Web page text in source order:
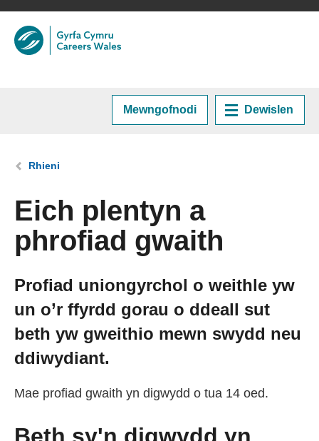
Mewngofnodi Dewislen
Cynllunio eich Gyrfa
Cyrsiau a Hyfforddiant
Cael Swydd
Prentisiaethau
Digwyddiadau
Newyddion
Rydych chi yma:
Rhieni
Eich plentyn a
phrofiad gwaith
Profiad uniongyrchol o weithle yw
un o’r ffyrdd gorau o ddeall sut
beth yw gweithio mewn swydd neu
ddiwydiant.
Mae profiad gwaith yn digwydd o tua 14 oed.